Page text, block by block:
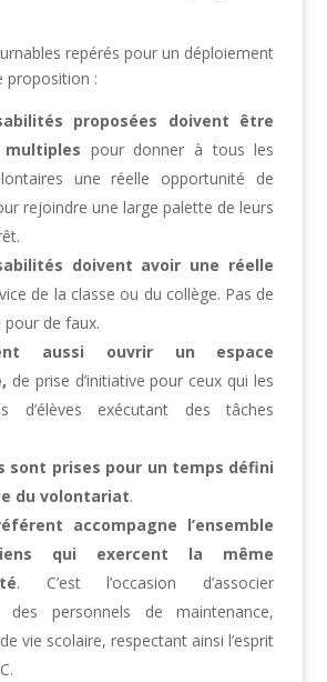
repérés pour un déploiement
proposition :
proposées doivent être
pour donner à tous les
une réelle opportunité de
rejoindre une large palette de leurs
doivent avoir une réelle
de la classe ou du collège. Pas de
de faux.
aussi ouvrir un espace
de prise d’initiative pour ceux qui les
d’élèves exécutant des tâches
sont prises pour un temps défini
du volontariat.
accompagne l’ensemble
qui exercent la même
. C’est l’occasion d’associer
des personnels de maintenance,
vie scolaire, respectant ainsi l’esprit